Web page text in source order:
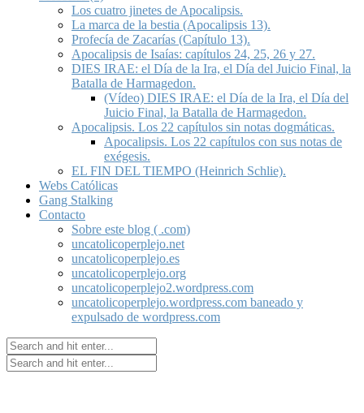
Los cuatro jinetes de Apocalipsis.
La marca de la bestia (Apocalipsis 13).
Profecía de Zacarías (Capítulo 13).
Apocalipsis de Isaías: capítulos 24, 25, 26 y 27.
DIES IRAE: el Día de la Ira, el Día del Juicio Final, la
Batalla de Harmagedon.
(Vídeo) DIES IRAE: el Día de la Ira, el Día del
Juicio Final, la Batalla de Harmagedon.
Apocalipsis. Los 22 capítulos sin notas dogmáticas.
Apocalipsis. Los 22 capítulos con sus notas de
exégesis.
EL FIN DEL TIEMPO (Heinrich Schlie).
Webs Católicas
Gang Stalking
Contacto
Sobre este blog ( .com)
uncatolicoperplejo.net
uncatolicoperplejo.es
uncatolicoperplejo.org
uncatolicoperplejo2.wordpress.com
uncatolicoperplejo.wordpress.com baneado y
expulsado de wordpress.com